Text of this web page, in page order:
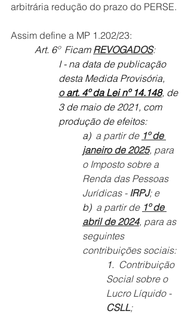
arbitrária redução do prazo do PERSE.
Assim define a MP 1.202/23:
Art. 6º  Ficam REVOGADOS:
I - na data de publicação
desta Medida Provisória,
o art. 4º da Lei nº 14.148, de
3 de maio de 2021, com
produção de efeitos:
a) a partir de 1º de
janeiro de 2025, para
o Imposto sobre a
Renda das Pessoas
Jurídicas - IRPJ; e
b) a partir de 1º de
abril de 2024, para as
seguintes
contribuições sociais:
1. Contribuição
Social sobre o
Lucro Líquido -
CSLL;